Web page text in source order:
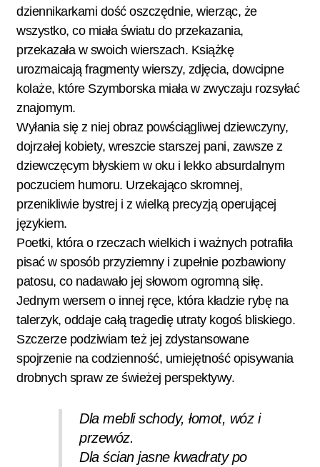
dziennikarkami dość oszczędnie, wierząc, że
wszystko, co miała światu do przekazania,
przekazała w swoich wierszach. Książkę
urozmaicają fragmenty wierszy, zdjęcia, dowcipne
kolaże, które Szymborska miała w zwyczaju rozsyłać
znajomym.
Wyłania się z niej obraz powściągliwej dziewczyny,
dojrzałej kobiety, wreszcie starszej pani, zawsze z
dziewczęcym błyskiem w oku i lekko absurdalnym
poczuciem humoru. Urzekająco skromnej,
przenikliwie bystrej i z wielką precyzją operującej
językiem.
Poetki, która o rzeczach wielkich i ważnych potrafiła
pisać w sposób przyziemny i zupełnie pozbawiony
patosu, co nadawało jej słowom ogromną siłę.
Jednym wersem o innej ręce, która kładzie rybę na
talerzyk, oddaje całą tragedię utraty kogoś bliskiego.
Szczerze podziwiam też jej zdystansowane
spojrzenie na codzienność, umiejętność opisywania
drobnych spraw ze świeżej perspektywy.
Dla mebli schody, łomot, wóz i
przewóz.
Dla ścian jasne kwadraty po